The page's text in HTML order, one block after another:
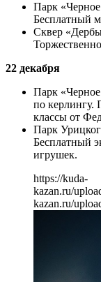
Парк
Бесплатный
Сквер
22 декабря
Парк
по керлингу.
классы от
Парк
Бесплатный
игрушек.
https://kuda-
kazan.ru/
kazan.ru/